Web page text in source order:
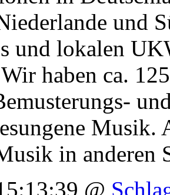
und
und lokalen
haben ca.
in anderen
@